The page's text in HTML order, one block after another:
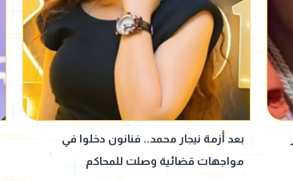
نبيلة عبيد تعود إلى ماسبيرو بمسلسل
إذاعي جديد مأخوذ عن رواية لإحسان عبد